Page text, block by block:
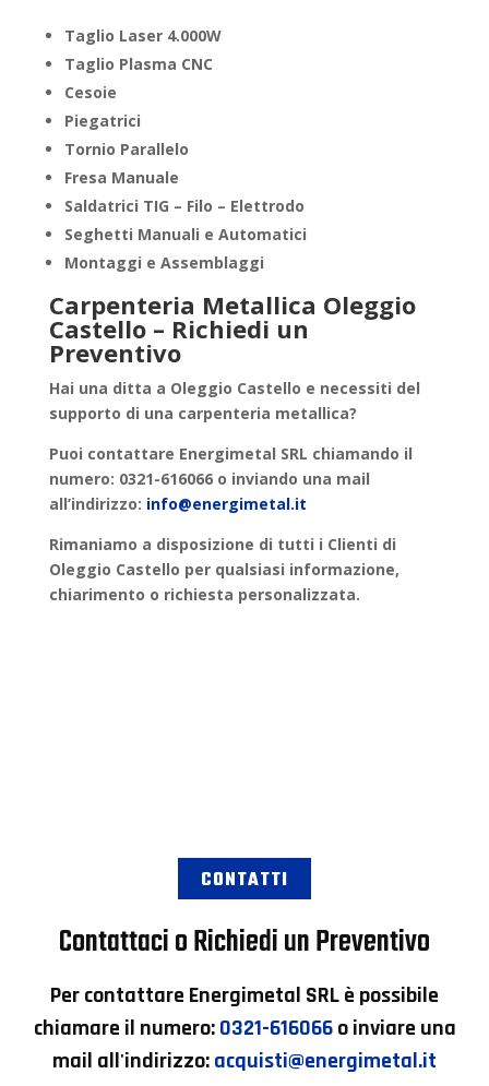
Taglio Laser 4.000W
Taglio Plasma CNC
Cesoie
Piegatrici
Tornio Parallelo
Fresa Manuale
Saldatrici TIG – Filo – Elettrodo
Seghetti Manuali e Automatici
Montaggi e Assemblaggi
Carpenteria Metallica Oleggio
Castello – Richiedi un
Preventivo
Hai una ditta a Oleggio Castello e necessiti del
supporto di una carpenteria metallica?
Puoi contattare Energimetal SRL chiamando il
numero: 0321-616066 o inviando una mail
all’indirizzo: info@energimetal.it
Rimaniamo a disposizione di tutti i Clienti di
Oleggio Castello per qualsiasi informazione,
chiarimento o richiesta personalizzata.
CONTATTI
Contattaci o Richiedi un Preventivo
Per contattare Energimetal SRLè possibile
chiamare il numero:0321-616066o inviare una
mail all'indirizzo:acquisti@energimetal.it